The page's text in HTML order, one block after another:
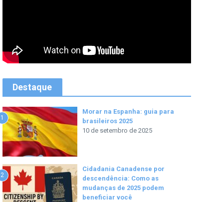
Destaque
1
Morar na Espanha: guia para
brasileiros 2025
10 de setembro de 2025
2
Cidadania Canadense por
descendência: Como as
mudanças de 2025 podem
beneficiar você